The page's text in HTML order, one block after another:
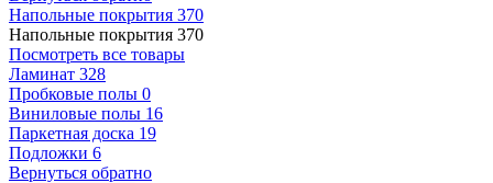
Напольные покрытия 370
Напольные покрытия 370
Посмотреть все товары
Ламинат 328
Пробковые полы 0
Виниловые полы 16
Паркетная доска 19
Подложки 6
Вернуться обратно